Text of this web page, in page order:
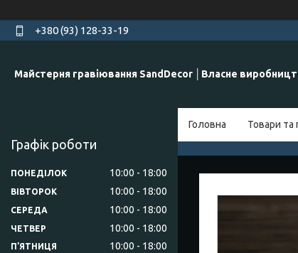
+380 (93) 128-33-19
Майстерня гравіювання SandDecor │Власне
Головна Товари та
Графік роботи
ПОНЕДІЛОК 10:00 18:00
ВІВТОРОК 10:00 18:00
СЕРЕДА 10:00 18:00
ЧЕТВЕР 10:00 18:00
ПʼЯТНИЦЯ 10:00 18:00